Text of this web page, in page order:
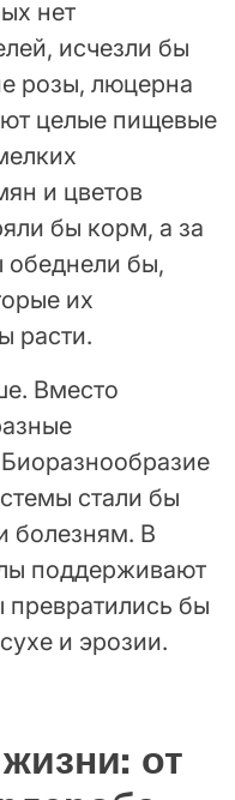
нет
исчезли бы
розы, люцерна
целые пищевые
и цветов
бы корм, а за
бы,
их
расти.
Вместо
стали бы
болезням. В
поддерживают
превратились бы
и эрозии.
от